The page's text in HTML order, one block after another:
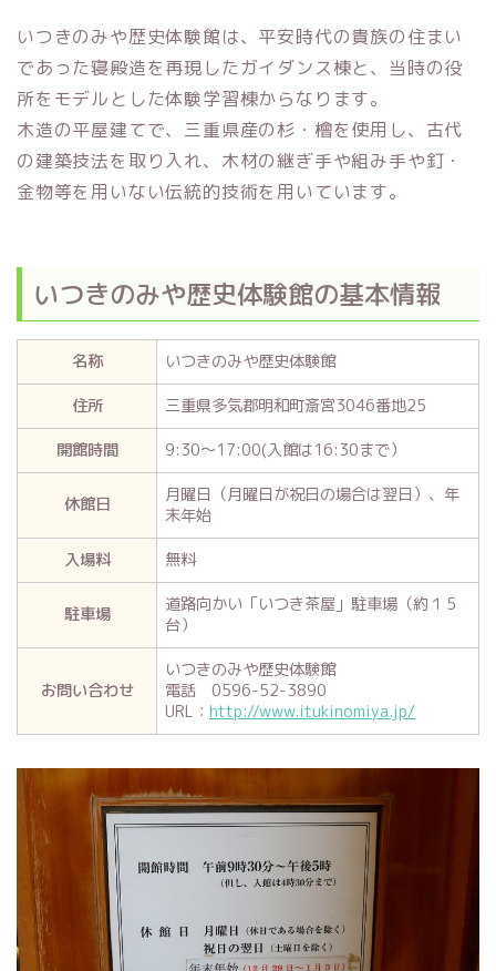
いつきのみや歴史体験館は、平安時代の貴族の住まい
であった寝殿造を再現したガイダンス棟と、当時の役
所をモデルとした体験学習棟からなります。
木造の平屋建てで、三重県産の杉・檜を使用し、古代
の建築技法を取り入れ、木材の継ぎ手や組み手や釘・
金物等を用いない伝統的技術を用いています。
いつきのみや歴史体験館の基本情報
名称
いつきのみや歴史体験館
住所
三重県多気郡明和町斎宮3046番地25
開館時間
9:30～17:00(入館は16:30まで）
休館日
月曜日（月曜日が祝日の場合は翌日）、年
末年始
入場料
無料
駐車場
道路向かい「いつき茶屋」駐車場（約１５
台）
お問い合わせ
いつきのみや歴史体験館
電話 0596-52-3890
URL： http://www.itukinomiya.jp/